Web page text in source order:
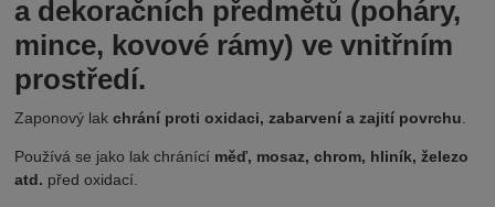
a dekoračních předmětů (poháry,
mince, kovové rámy) ve vnitřním
prostředí.
Zaponový lakchrání proti oxidaci, zabarvení a zajití povrchu
Používá se jako lak chránící měď, mosaz, chrom, hliník, železo
atd. před oxidací.